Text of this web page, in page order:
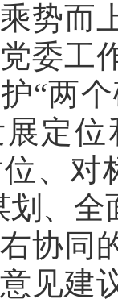
势而
委工
“两
定
、对
划、
协同
见建